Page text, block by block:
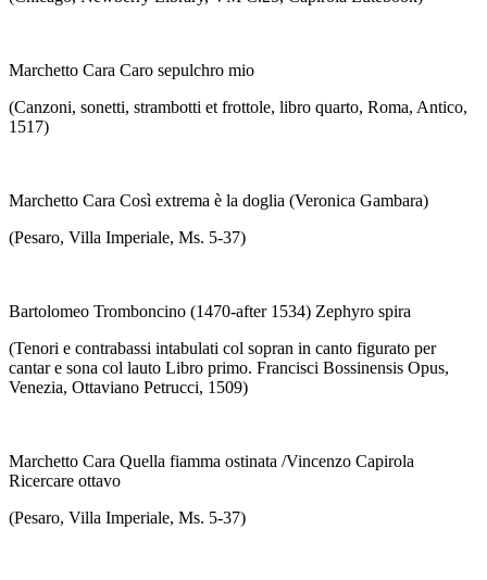
Marchetto Cara Caro sepulchro mio
(Canzoni, sonetti, strambotti et frottole, libro quarto, Roma, Antico,
1517)
Marchetto Cara Così extrema è la doglia (Veronica Gambara)
(Pesaro, Villa Imperiale, Ms. 5-37)
Bartolomeo Tromboncino (1470-after 1534) Zephyro spira
(Tenori e contrabassi intabulati col sopran in canto figurato per
cantar e sona col lauto Libro primo. Francisci Bossinensis Opus,
Venezia, Ottaviano Petrucci, 1509)
Marchetto Cara Quella fiamma ostinata /Vincenzo Capirola
Ricercare ottavo
(Pesaro, Villa Imperiale, Ms. 5-37)